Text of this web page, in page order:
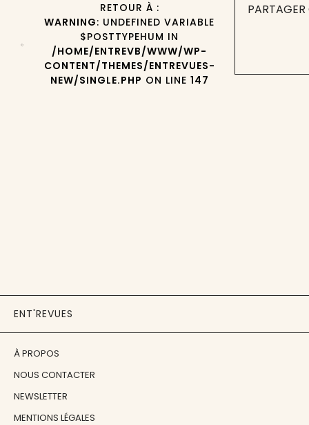
RETOUR À :
WARNING: UNDEFINED VARIABLE
$POSTTYPEHUM IN
/HOME/ENTREVB/WWW/WP-
CONTENT/THEMES/ENTREVUES-
NEW/SINGLE.PHP ON LINE 147
ENT'REVUES
À PROPOS
NOUS CONTACTER
NEWSLETTER
MENTIONS LÉGALES